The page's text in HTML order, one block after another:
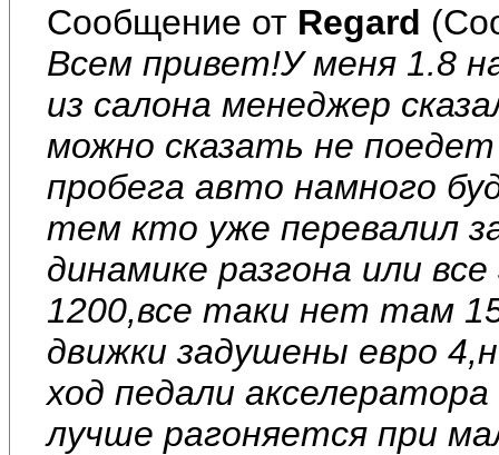
Сообщение от Regard
Всем привет!У меня 1.8
из салона менеджер
можно сказать не
пробега авто намного
тем кто уже перевалил
динамике разгона или
1200,все таки нет там
движки задушены евро
ход педали
лучше рагоняется при